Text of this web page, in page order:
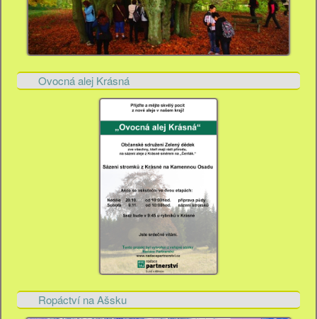
Ovocná alej Krásná
Ropáctví na Ašsku